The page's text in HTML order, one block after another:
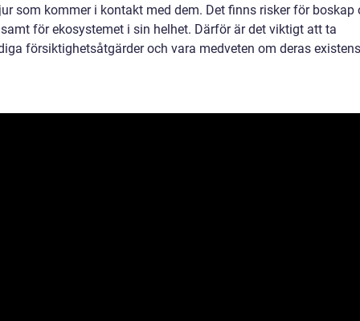
som kommer i kontakt med dem. Det finns risker för boskap
för ekosystemet i sin helhet. Därför är det viktigt att ta
försiktighetsåtgärder och vara medveten om deras